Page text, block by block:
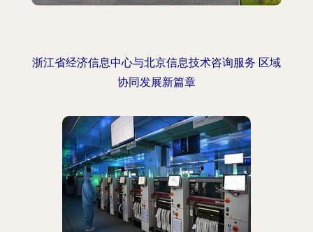
浙江省经济信息中心与北京信息技术咨询服务 区域
协同发展新篇章